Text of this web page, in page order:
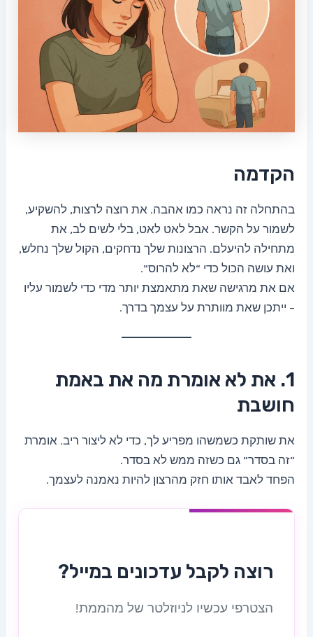
הקדמה
בהתחלה זה נראה כמו אהבה. את רוצה לרצות, להשקיע,
לשמור על הקשר. אבל לאט לאט, בלי לשים לב, את
מתחילה להיעלם. הרצונות שלך נדחקים, הקול שלך נחלש,
ואת עושה הכול כדי “לא להרוס”.
אם את מרגישה שאת מתאמצת יותר מדי כדי לשמור עליו
– ייתכן שאת מוותרת על עצמך בדרך.
1. את לא אומרת מה את באמת
חושבת
את שותקת כשמשהו מפריע לך, כדי לא ליצור ריב. אומרת
“זה בסדר” גם כשזה ממש לא בסדר.
הפחד לאבד אותו חזק מהרצון להיות נאמנה לעצמך.
רוצה לקבל עדכונים במייל?
הצטרפי עכשיו לניוזלטר של מהממת!